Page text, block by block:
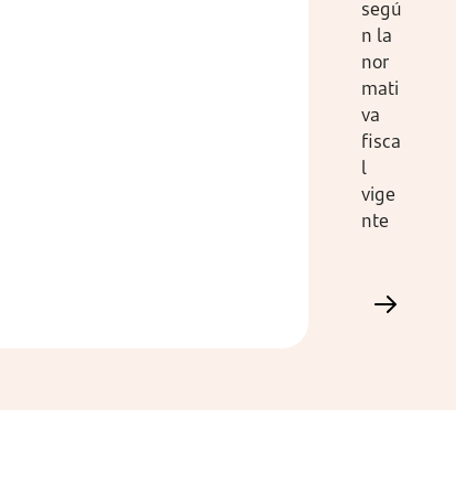
segú
n la
nor
mati
va
fisca
l
vige
nte